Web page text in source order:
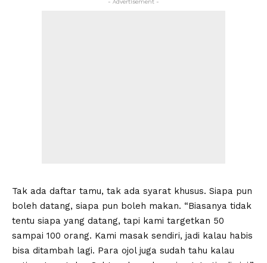
Tak ada daftar tamu, tak ada syarat khusus. Siapa pun
boleh datang, siapa pun boleh makan. “Biasanya tidak
tentu siapa yang datang, tapi kami targetkan 50
sampai 100 orang. Kami masak sendiri, jadi kalau habis
bisa ditambah lagi. Para ojol juga sudah tahu kalau